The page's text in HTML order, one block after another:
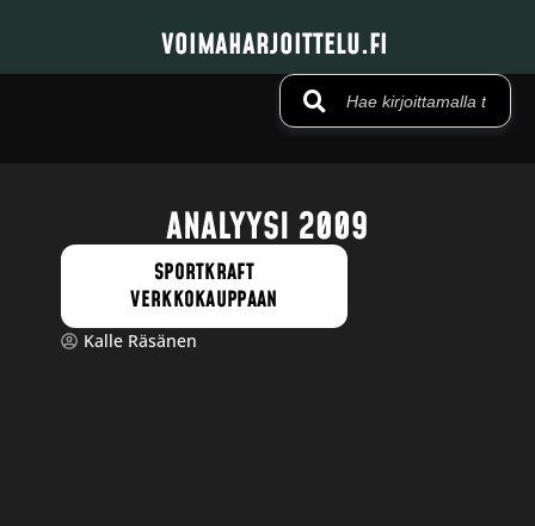
VOIMAHARJOITTELU.FI
ANALYYSI 2009
SPORTKRAFT
VERKKOKAUPPAAN
Kalle Räsänen